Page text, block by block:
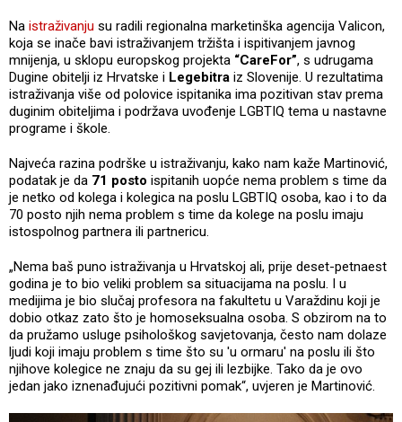
Na istraživanju su radili regionalna marketinška agencija Valicon,
koja se inače bavi istraživanjem tržišta i ispitivanjem javnog
mnijenja, u sklopu europskog projekta “CareFor”, s udrugama
Dugine obitelji iz Hrvatske i Legebitra iz Slovenije. U rezultatima
istraživanja više od polovice ispitanika ima pozitivan stav prema
duginim obiteljima i podržava uvođenje LGBTIQ tema u nastavne
programe i škole.
Najveća razina podrške u istraživanju, kako nam kaže Martinović,
podatak je da 71 posto ispitanih uopće nema problem s time da
je netko od kolega i kolegica na poslu LGBTIQ osoba, kao i to da
70 posto njih nema problem s time da kolege na poslu imaju
istospolnog partnera ili partnericu.
„Nema baš puno istraživanja u Hrvatskoj ali, prije deset-petnaest
godina je to bio veliki problem sa situacijama na poslu. I u
medijima je bio slučaj profesora na fakultetu u Varaždinu koji je
dobio otkaz zato što je homoseksualna osoba. S obzirom na to
da pružamo usluge psihološkog savjetovanja, često nam dolaze
ljudi koji imaju problem s time što su 'u ormaru' na poslu ili što
njihove kolegice ne znaju da su gej ili lezbijke. Tako da je ovo
jedan jako iznenađujući pozitivni pomak“, uvjeren je Martinović.